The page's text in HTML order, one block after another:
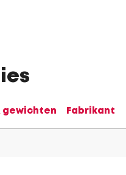
gewichten Fabrikant